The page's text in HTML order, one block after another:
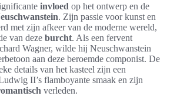
invloed op het ontwerp en de
. Zijn passie voor kunst en
met zijn afkeer van de moderne wereld,
van deze burcht. Als een fervent
Wagner, wilde hij Neuschwanstein
aan deze beroemde componist. De
details van het kasteel zijn een
II’s flamboyante smaak en zijn
verleden.